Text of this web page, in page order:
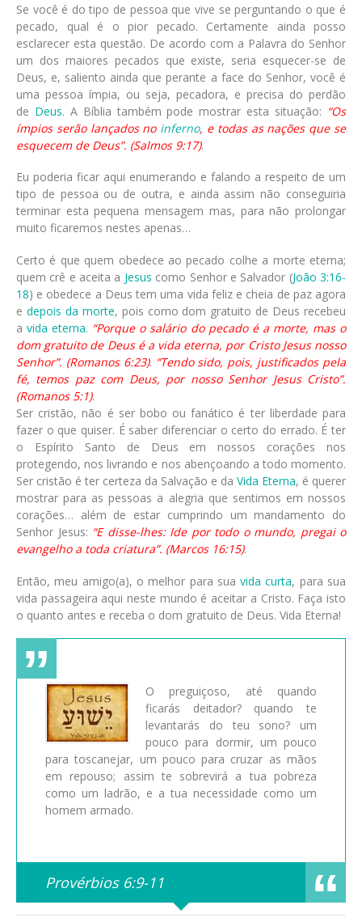
Se você é do tipo de pessoa que vive se perguntando o que é
pecado, qual é o pior pecado. Certamente ainda posso
esclarecer esta questão. De acordo com a Palavra do Senhor
um dos maiores pecados que existe, seria esquecer-se de
Deus, e, saliento ainda que perante a face do Senhor, você é
uma pessoa ímpia, ou seja, pecadora, e precisa do perdão
de Deus. A Bíblia também pode mostrar esta situação: “Os
ímpios serão lançados no inferno, e todas as nações que se
esquecem de Deus”. (Salmos 9:17).
Eu poderia ficar aqui enumerando e falando a respeito de um
tipo de pessoa ou de outra, e ainda assim não conseguiria
terminar esta pequena mensagem mas, para não prolongar
muito ficaremos nestes apenas…
Certo é que quem obedece ao pecado colhe a morte eterna;
quem crê e aceita a Jesus como Senhor e Salvador (João 3:16-
18) e obedece a Deus tem uma vida feliz e cheia de paz agora
e depois da morte, pois como dom gratuito de Deus recebeu
avida eterna. “Porque o salário do pecado é a morte, mas o
dom gratuito de Deus é a vida eterna, por Cristo Jesus nosso
Senhor”. (Romanos 6:23). “Tendo sido, pois, justificados pela
fé, temos paz com Deus, por nosso Senhor Jesus Cristo”.
(Romanos 5:1).
Ser cristão, não é ser bobo ou fanático é ter liberdade para
fazer o que quiser. É saber diferenciar o certo do errado. É ter
o Espírito Santo de Deus em nossos corações nos
protegendo, nos livrando e nos abençoando a todo momento.
Ser cristão é ter certeza da Salvação e da Vida Eterna, é querer
mostrar para as pessoas a alegria que sentimos em nossos
corações… além de estar cumprindo um mandamento do
Senhor Jesus: “E disse-lhes: Ide por todo o mundo, pregai o
evangelho a toda criatura”. (Marcos 16:15).
Então, meu amigo(a), o melhor para suavida curta, para sua
vida passageira aqui neste mundo é aceitar a Cristo. Faça isto
o quanto antes e receba o dom gratuito de Deus. Vida Eterna!
O preguiçoso, até quando
ficarás deitador? quando te
levantarás do teu sono? um
pouco para dormir, um pouco
para toscanejar, um pouco para cruzar as mãos
em repouso; assim te sobrevirá a tua pobreza
como um ladrão, e a tua necessidade como um
homem armado.
Provérbios 6:9-11